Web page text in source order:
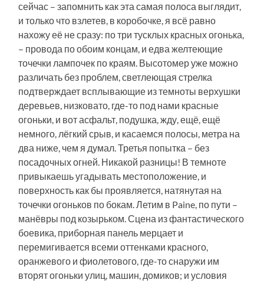
сейчас – запомнить как эта самая полоса выглядит,
и только что взлетев, в коробочке, я всё равно
нахожу её не сразу: по три тусклых красных огонька,
– провода по обоим концам, и едва желтеющие
точечки лампочек по краям. Высотомер уже можно
различать без проблем, светлеющая стрелка
подтверждает всплывающие из темноты верхушки
деревьев, низковато, где-то под нами красные
огоньки, и вот асфальт, подушка, жду, ещё, ещё
немного, лёгкий срыв, и касаемся полосы, метра на
два ниже, чем я думал. Третья попытка – без
посадочных огней. Никакой разницы! В темноте
привыкаешь угадывать местоположение, и
поверхность как бы проявляется, натянутая на
точечки огоньков по бокам. Летим в Paine, по пути –
манёвры под козырьком. Сцена из фантастического
боевика, приборная панель мерцает и
перемигивается всеми оттенками красного,
оранжевого и фиолетового, где-то снаружи им
вторят огоньки улиц, машин, домиков; и условия